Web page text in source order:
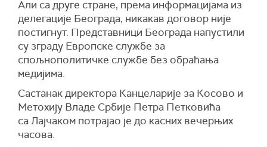
Али са друге стране, према информацијама из
делегације Београда, никакав договор није
постигнут. Представници Београда напустили
су зграду Европске службе за
спољнополитичке службе без обраћања
медијима.
Састанак директора Канцеларије за Косово и
Метохију Владе Србије Петра Петковића
са Лајчаком потрајао је до касних вечерњих
часова.